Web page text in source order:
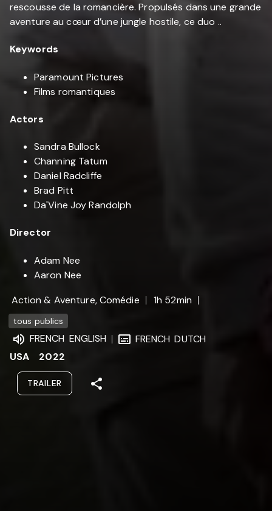
rescousse de la romancière. Propulsés dans une grande
aventure au cœur d’une jungle hostile, ce duo ..
Keywords
Paramount Pictures
Films romantiques
Actors
Sandra Bullock
Channing Tatum
Daniel Radcliffe
Brad Pitt
Da'Vine Joy Randolph
Director
Adam Nee
Aaron Nee
Action & Aventure, Comédie
1h 52min
tous publics
FRENCH ENGLISH FRENCH DUTCH
USA
2022
TRAILER